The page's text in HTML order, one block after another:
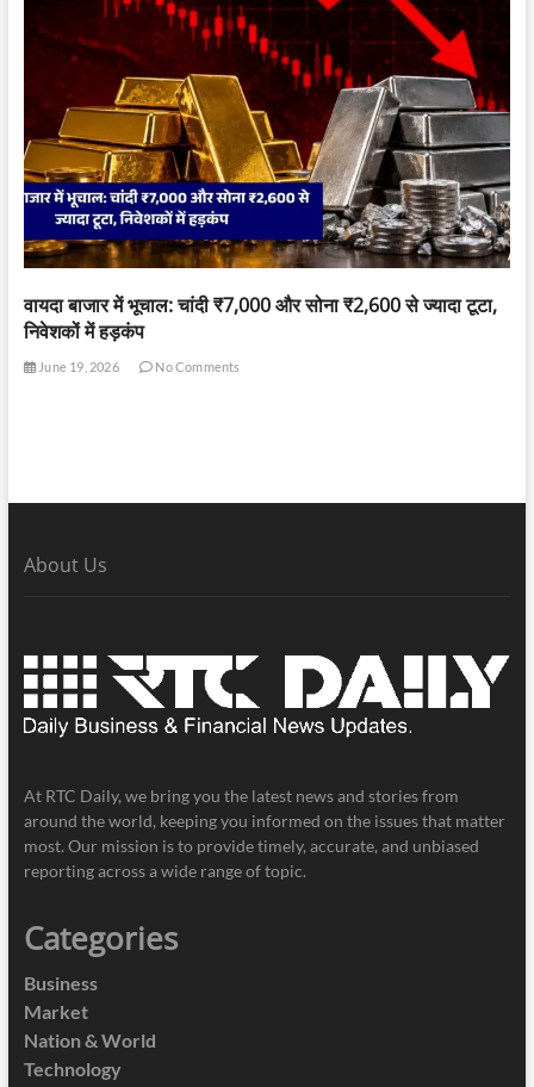
वायदा बाजार में भूचाल: चांदी ₹7,000 और सोना ₹2,600 से ज्यादा टूटा,
निवेशकों में हड़कंप
June 19, 2026 No Comments
About Us
At RTC Daily, we bring you the latest news and stories from
around the world, keeping you informed on the issues that matter
most. Our mission is to provide timely, accurate, and unbiased
reporting across a wide range of topic.
Categories
Business
Market
Nation & World
Technology